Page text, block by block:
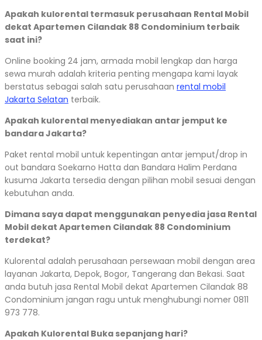
Apakah kulorental termasuk perusahaan Rental Mobil
dekat Apartemen Cilandak 88 Condominium terbaik
saat ini?
Online booking 24 jam, armada mobil lengkap dan harga
sewa murah adalah kriteria penting mengapa kami layak
berstatus sebagai salah satu perusahaan rental mobil
Jakarta Selatan terbaik.
Apakah kulorental menyediakan antar jemput ke
bandara Jakarta?
Paket rental mobil untuk kepentingan antar jemput/drop in
out bandara Soekarno Hatta dan Bandara Halim Perdana
kusuma Jakarta tersedia dengan pilihan mobil sesuai dengan
kebutuhan anda.
Dimana saya dapat menggunakan penyedia jasa Rental
Mobil dekat Apartemen Cilandak 88 Condominium
terdekat?
Kulorental adalah perusahaan persewaan mobil dengan area
layanan Jakarta, Depok, Bogor, Tangerang dan Bekasi. Saat
anda butuh jasa Rental Mobil dekat Apartemen Cilandak 88
Condominium jangan ragu untuk menghubungi nomer 0811
973 778.
Apakah Kulorental Buka sepanjang hari?